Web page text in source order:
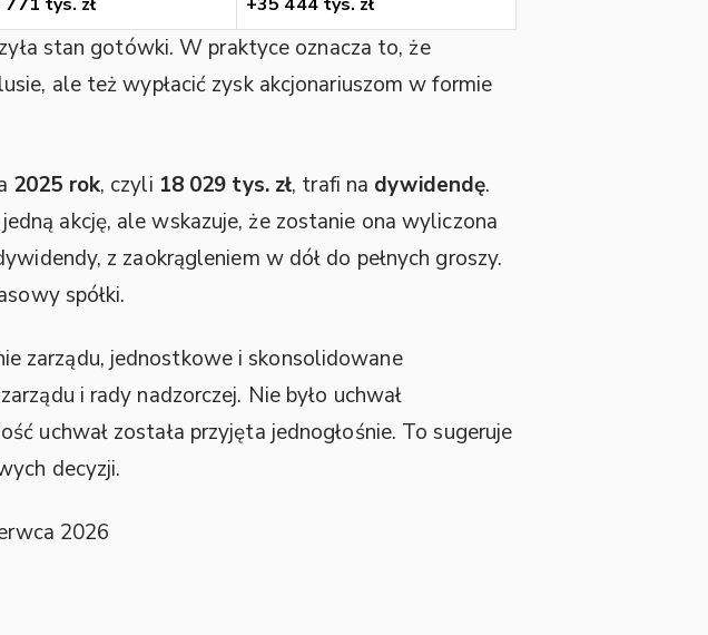
stan gotówki. W praktyce oznacza to, że
ale też wypłacić zysk akcjonariuszom w formie
2025 rok, czyli 18 029 tys. zł, trafi na dywidendę.
akcję, ale wskazuje, że zostanie ona wyliczona
z zaokrągleniem w dół do pełnych groszy.
spółki.
zarządu, jednostkowe i skonsolidowane
i rady nadzorczej. Nie było uchwał
uchwał została przyjęta jednogłośnie. To sugeruje
decyzji.
2026